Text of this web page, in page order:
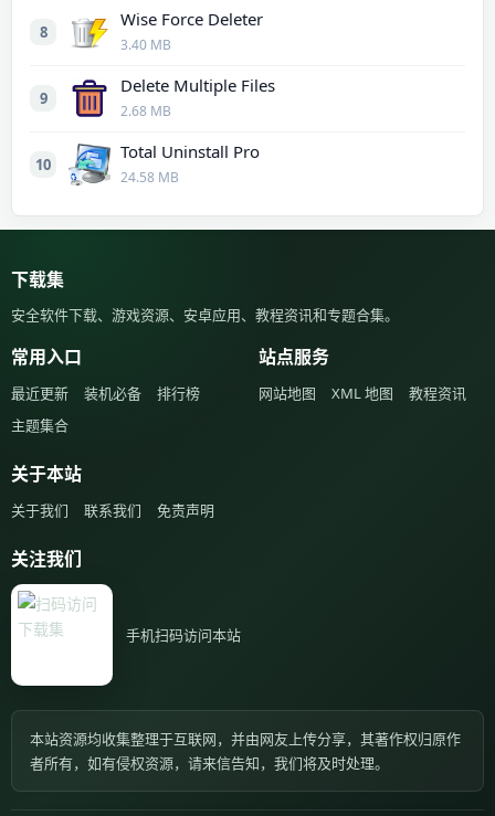
8
Wise Force Deleter
3.40 MB
9
Delete Multiple Files
2.68 MB
10
Total Uninstall Pro
24.58 MB
下载集
安全软件下载、游戏资源、安卓应用、教程资讯和专题合集。
常用入口
最近更新 装机必备
排行榜
主题集合
站点服务
网站地图 XML 地图 教程资讯
关于本站
关于我们 联系我们 免责声明
关注我们
手机扫码访问本站
本站资源均收集整理于互联网，并由网友上传分享，其著作权归原作
者所有，如有侵权资源，请来信告知，我们将及时处理。